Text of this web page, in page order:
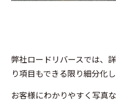
弊社ロードリバースでは、
り項目もできる限り細分化し
お客様にわかりやすく写真